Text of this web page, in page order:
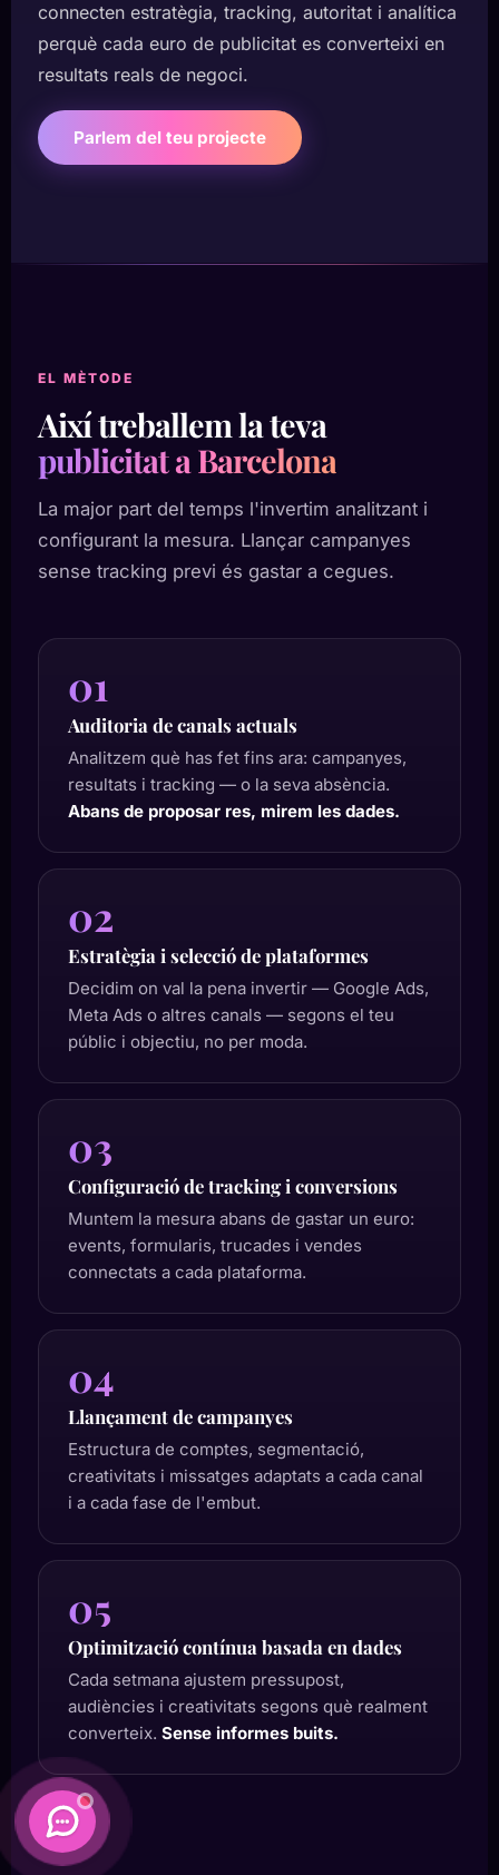
connecten estratègia, tracking, autoritat i analítica
perquè cada euro de publicitat es converteixi en
resultats reals de negoci.
Parlem del teu projecte
EL MÈTODE
Així treballem la teva
publicitat a Barcelona
La major part del temps l'invertim analitzant i
configurant la mesura. Llançar campanyes
sense tracking previ és gastar a cegues.
01
Auditoria de canals actuals
Analitzem què has fet fins ara: campanyes,
resultats i tracking — o la seva absència.
Abans de proposar res, mirem les dades.
02
Estratègia i selecció de plataformes
Decidim on val la pena invertir — Google Ads,
Meta Ads o altres canals — segons el teu
públic i objectiu, no per moda.
03
Configuració de tracking i conversions
Muntem la mesura abans de gastar un euro:
events, formularis, trucades i vendes
connectats a cada plataforma.
04
Llançament de campanyes
Estructura de comptes, segmentació,
creativitats i missatges adaptats a cada canal
i a cada fase de l'embut.
05
Optimització contínua basada en dades
Cada setmana ajustem pressupost,
audiències i creativitats segons què realment
converteix. Sense informes buits.